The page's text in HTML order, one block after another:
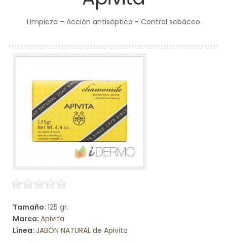
Limpieza – Acción antiséptica - Control sebáceo
Tamaño: 125 gr.
Marca: Apivita
Línea: JABÓN NATURAL de Apivita